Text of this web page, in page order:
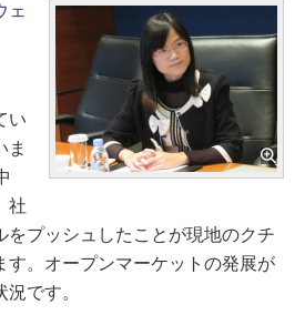
ェ
い
ま
社
プッシュしたことが現地のクチ
す。オープンマーケットの発展が
です。